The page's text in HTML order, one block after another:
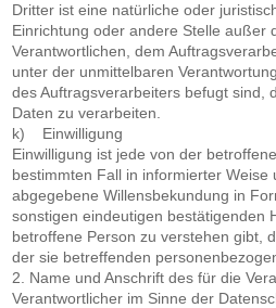
Dritter ist eine natürliche oder
Einrichtung oder andere Stelle außer
Verantwortlichen, dem
unter der unmittelbaren
des Auftragsverarbeiters befugt sind,
Daten zu verarbeiten.
k) Einwilligung
Einwilligung ist jede von der
bestimmten Fall in informierter Weise
abgegebene Willensbekundung in
sonstigen eindeutigen bestätigenden
betroffene Person zu verstehen gibt,
der sie betreffenden
2. Name und Anschrift des für die
Verantwortlicher im Sinne der